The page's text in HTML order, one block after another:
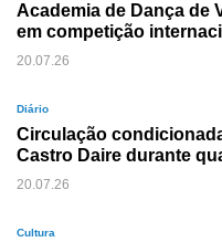
Academia de Dança de
em competição
20.07.26
Diário
Circulação
Castro Daire durante
20.07.26
Cultura